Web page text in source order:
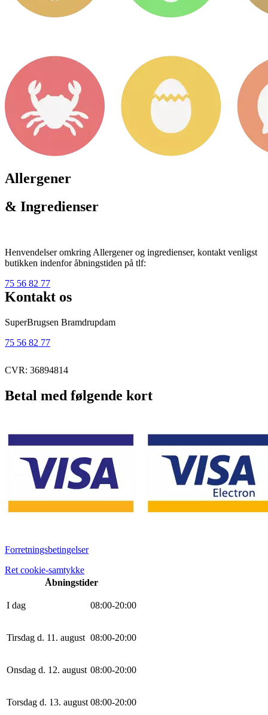
Allergener
& Ingredienser
Henvendelser omkring Allergener og ingredienser, kontakt venligst
butikken indenfor åbningstiden på tlf:
75 56 82 77
Kontakt os
SuperBrugsen Bramdrupdam
75 56 82 77
CVR: 36894814
Betal med følgende kort
Forretningsbetingelser
Ret cookie-samtykke
Åbningstider
I dag 08:00-20:00
Tirsdag d. 11. august 08:00-20:00
Onsdag d. 12. august 08:00-20:00
Torsdag d. 13. august 08:00-20:00